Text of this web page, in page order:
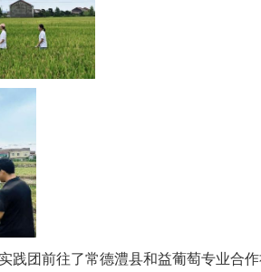
践团前往了常德澧县和益葡萄专业合